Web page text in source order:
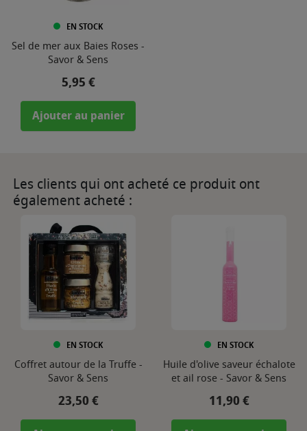
EN STOCK
Sel de mer aux Baies Roses -
Savor & Sens
Prix
5,95 €
Ajouter au panier
Les clients qui ont acheté ce produit ont
également acheté :
EN STOCK
Coffret autour de la Truffe -
Savor & Sens
Prix
23,50 €
EN STOCK
Huile d'olive saveur échalote
et ail rose - Savor & Sens
Prix
11,90 €